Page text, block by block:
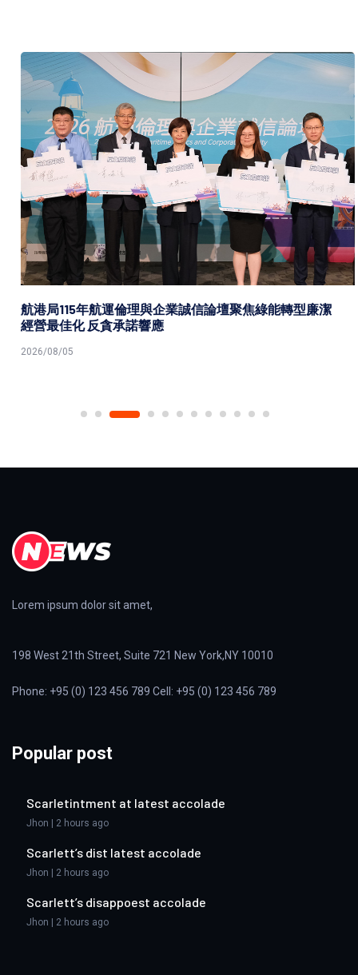
航港局115年航運倫理與企業誠信論壇聚焦綠能轉型廉潔
經營最佳化 反貪承諾響應
2026/08/05
Lorem ipsum dolor sit amet,
198 West 21th Street, Suite 721 New York,NY 10010
Phone: +95 (0) 123 456 789 Cell: +95 (0) 123 456 789
Popular post
Scarletintment at latest accolade
Jhon | 2 hours ago
Scarlett’s dist latest accolade
Jhon | 2 hours ago
Scarlett’s disappoest accolade
Jhon | 2 hours ago